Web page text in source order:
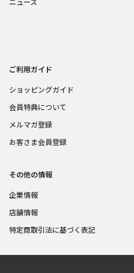
ご利用ガイド
ショッピングガイド
会員特典について
メルマガ登録
お客さま会員登録
その他の情報
企業情報
店舗情報
特定商取引法に基づく表記